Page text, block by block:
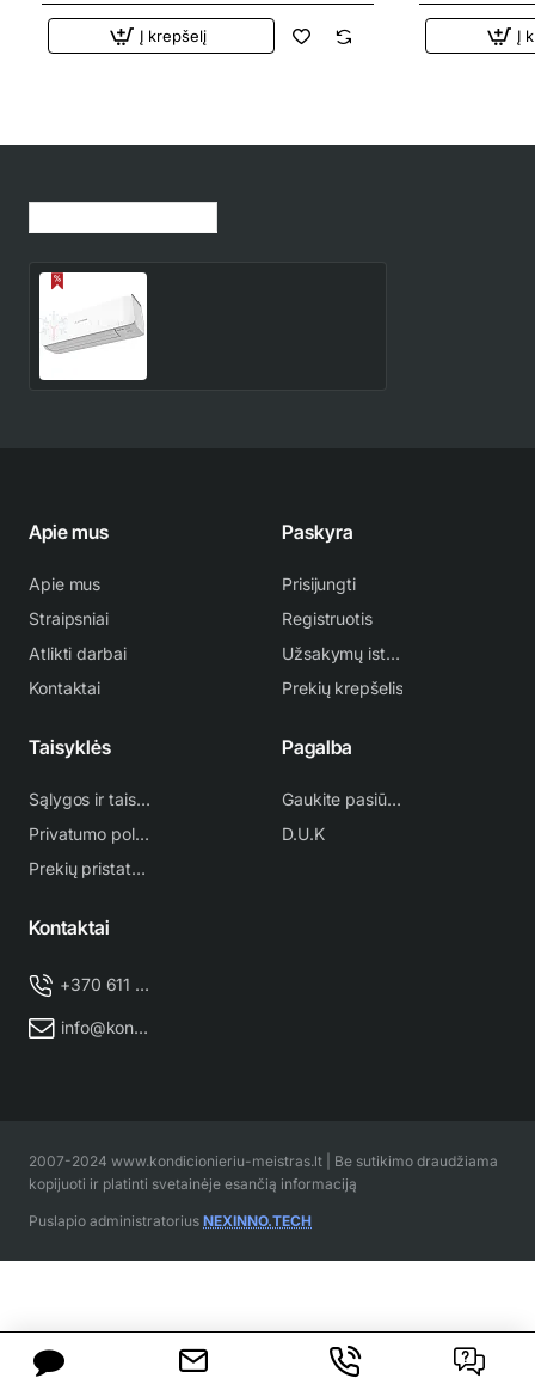
Į krepšelį Į
Apie mus
Apie mus
Straipsniai
Atlikti darbai
Kontaktai
Paskyra
Prisijungti
Registruotis
Užsakymų istorija
Prekių krepšelis
Taisyklės
Sąlygos ir taisyklės
Privatumo politika
Prekių pristatymas
Pagalba
Gaukite pasiūlymą
D.U.K
Kontaktai
+370 611 38 500
info@kondicionieriu-meistras.lt
2007-2024 www.kondicionieriu-meistras.lt | Be sutikimo draudžiama
kopijuoti ir platinti svetainėje esančią informaciją
Puslapio administratorius NEXINNO.TECH